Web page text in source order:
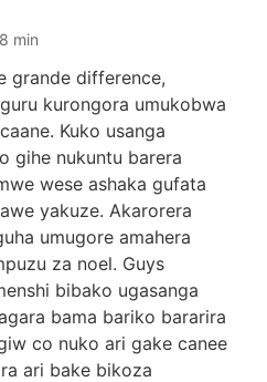
min
grande difference,
kurongora umukobwa
Kuko usanga
gihe nukuntu barera
wese ashaka gufata
yakuze. Akarorera
umugore amahera
za noel. Guys
bibako ugasanga
bama bariko bararira
co nuko ari gake canee
ari bake bikoza